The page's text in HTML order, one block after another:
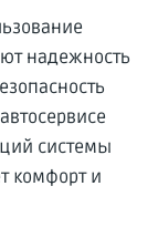
надежность
системы
комфорт и